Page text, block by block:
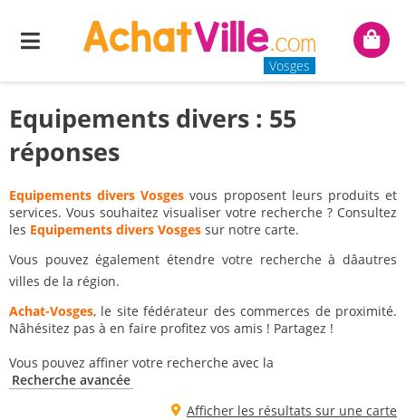
Menu
Vosges
Mon
Equipements divers : 55
réponses
Equipements divers Vosges vous proposent leurs produits et
services. Vous souhaitez visualiser votre recherche ? Consultez
les Equipements divers Vosges sur notre carte.
Vous pouvez également étendre votre recherche à dâautres
villes de la région.
Achat-Vosges, le site fédérateur des commerces de proximité.
Nâhésitez pas à en faire profitez vos amis ! Partagez !
Vous pouvez affiner votre recherche avec la
Recherche avancée
Afficher les résultats sur une carte